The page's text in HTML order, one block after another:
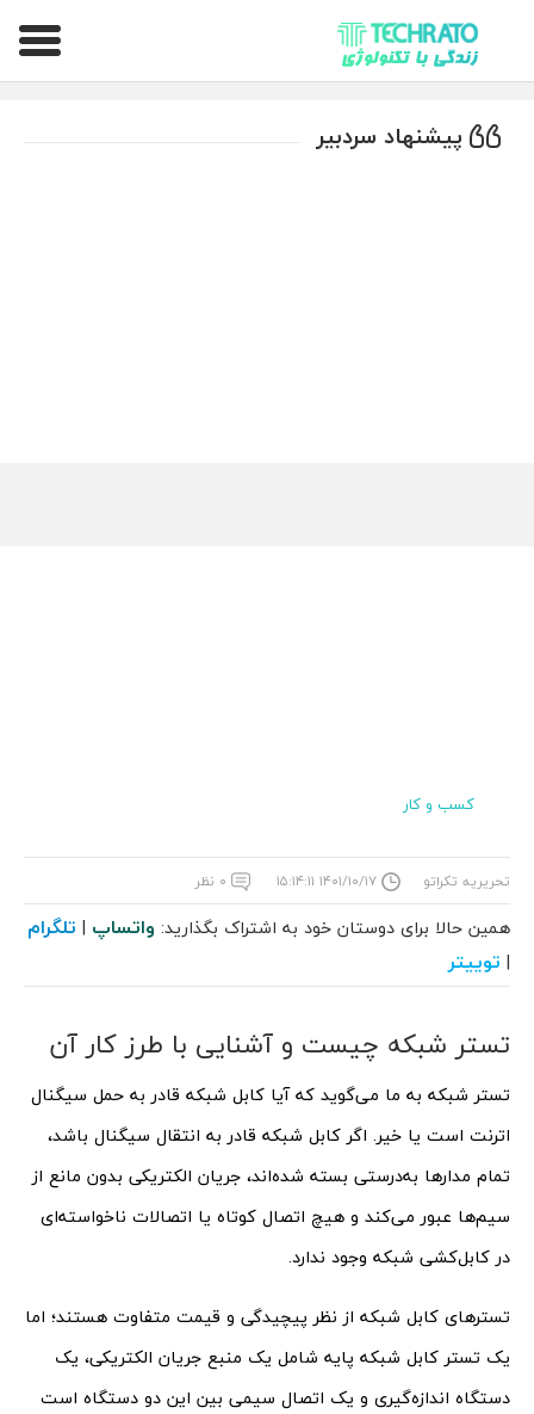
تکراتو – زندگی با تکنولوژی
پیشنهاد سردبیر
کسب و کار
تحریریه تکراتو ۱۴۰۱/۱۰/۱۷ ۱۵:۱۴:۱۱ ۰ نظر
همین حالا برای دوستان خود به اشتراک بگذارید: واتساپ | تلگرام
| توییتر
تستر شبکه چیست و آشنایی با طرز کار آن
تستر شبکه به ما می‌گوید که آیا کابل شبکه قادر به حمل سیگنال
اترنت است یا خیر. اگر کابل شبکه قادر به انتقال سیگنال باشد،
تمام مدار‌ها به‌درستی بسته شده‌اند، جریان الکتریکی بدون مانع از
سیم‌ها عبور می‌کند و هیچ اتصال کوتاه یا اتصالات ناخواسته‌ای
در کابل‌کشی شبکه وجود ندارد.
تستر‌های کابل شبکه از نظر پیچیدگی و قیمت متفاوت هستند؛ اما
یک تستر کابل شبکه پایه شامل یک منبع جریان الکتریکی، یک
دستگاه اندازه‌گیری و یک اتصال سیمی بین این دو دستگاه است